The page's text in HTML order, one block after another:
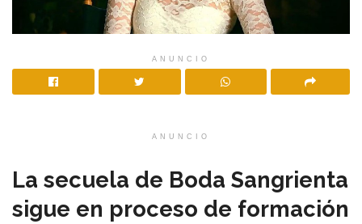
ANUNCIO
ANUNCIO
La secuela de Boda Sangrienta
sigue en proceso de formación